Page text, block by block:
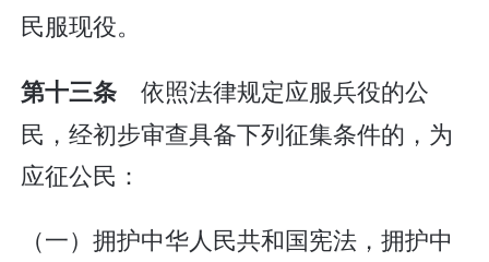
民服现役。
第十三条 依照法律规定应服兵役的公
民，经初步审查具备下列征集条件的，为
应征公民：
（一）拥护中华人民共和国宪法，拥护中